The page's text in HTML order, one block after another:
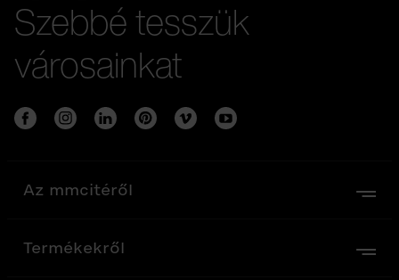
Szebbé tesszük
városainkat
Az mmcitéről
Termékekről